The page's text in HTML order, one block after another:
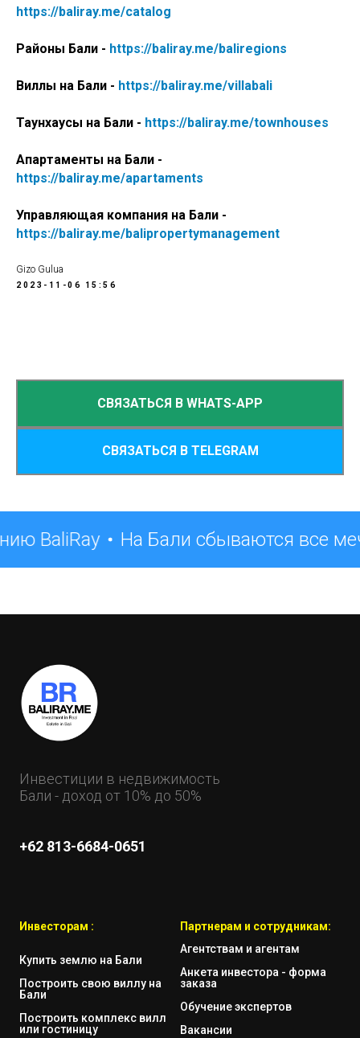
https://baliray.me/catalog
Районы Бали - https://baliray.me/baliregions
Виллы на Бали - https://baliray.me/villabali
Таунхаусы на Бали - https://baliray.me/townhouses
Апартаменты на Бали -
https://baliray.me/apartaments
Управляющая компания на Бали -
https://baliray.me/balipropertymanagement
Gizo Gulua
2023-11-06 15:56
СВЯЗАТЬСЯ В WHATS-APP
СВЯЗАТЬСЯ В TELEGRAM
BaliRay На Бали сбываются все
Инвестиции в недвижимость
Бали - доход от 10% до 50%
+62 813-6684-0651
Инвесторам :
Купить землю на Бали
Построить свою виллу на
Бали
Построить комплекс вилл
или гостиницу
Партнерам и сотрудникам:
Агентствам и агентам
Анкета инвестора - форма
заказа
Обучение экспертов
Вакансии